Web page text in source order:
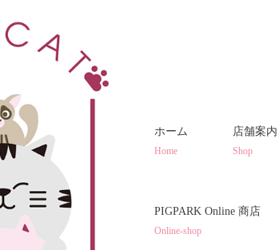
ホーム
Home
店舗案内
Shop
PIGPARK Online 商店
Online-shop